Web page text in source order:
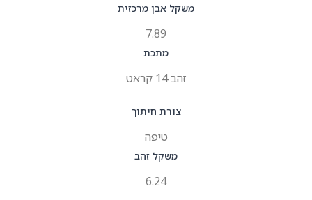
משקל אבן מרכזית
7.89
מתכת
זהב 14 קראט
צורת חיתוך
טיפה
משקל זהב
6.24